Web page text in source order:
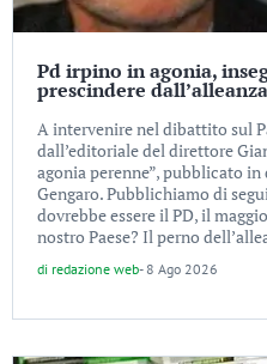
Pd irpino in agonia,
prescindere dall’alleanza
A intervenire nel dibattito sul
dall’editoriale del direttore
agonia perenne”, pubblicato
Gengaro. Pubblichiamo di
dovrebbe essere il PD, il
nostro Paese? Il perno
di redazione web- 8 Ago 2026